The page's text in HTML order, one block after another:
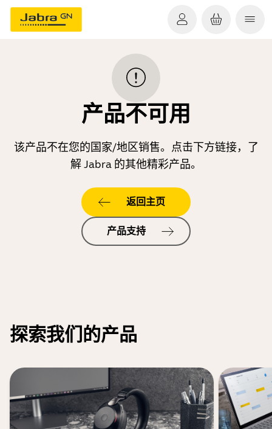
产品不可用
该产品不在您的国家/地区销售。点击下方链接，了
解 Jabra 的其他精彩产品。
返回主页
产品支持
探索我们的产品